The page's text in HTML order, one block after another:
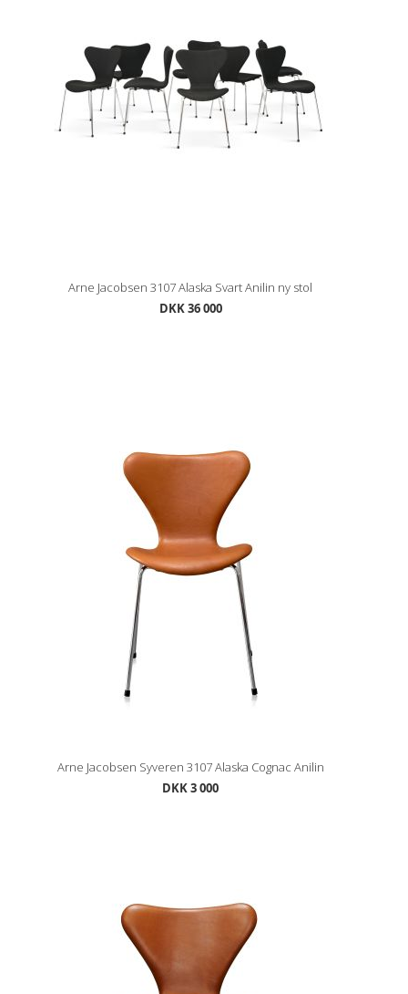
Arne Jacobsen 3107 Alaska Svart Anilin ny stol
DKK 36 000
Arne Jacobsen Syveren 3107 Alaska Cognac Anilin
DKK 3 000